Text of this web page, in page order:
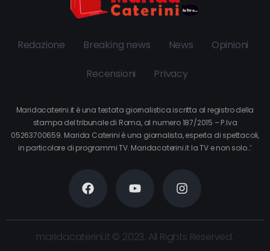
Redazione Breaking news News Opinioni
Recensioni Privacy
Maridacaterini.it è una testata giornalistica iscritta al registro della
stampa del tribunale di Roma, al numero 187/2015 – P.Iva
05263700659. Marida Caterini è una giornalista, esperta di spettacoli,
in particolare di programmi TV. Maridacaterini.it la TV e non solo…’
maridacaterini.it © 2023. All Rights Reserved.